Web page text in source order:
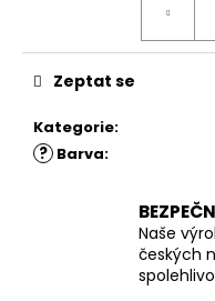
Kategorie:
? Barva:
Zeptat se
Naše
českých